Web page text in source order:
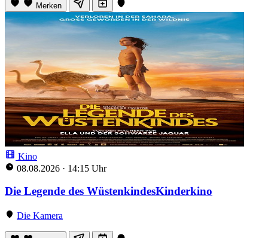
Merken
Kino
08.08.2026 · 14:15 Uhr
Die Legende des WüstenkindesKinderkino
Die Kamera